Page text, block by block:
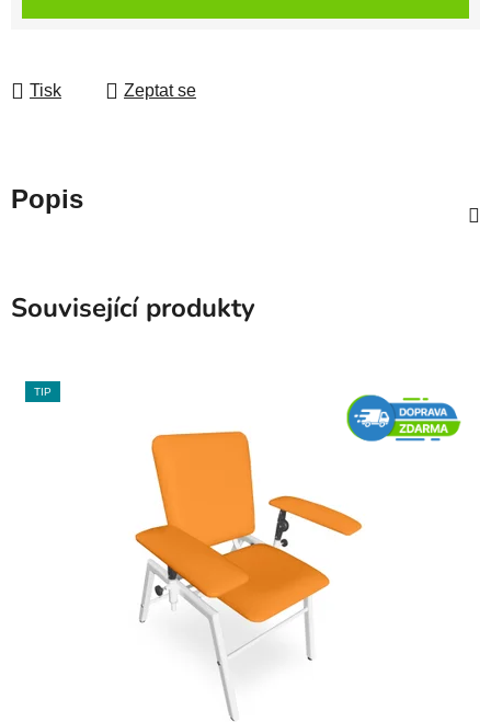
Tisk Zeptat se
Popis
Související produkty
TIP